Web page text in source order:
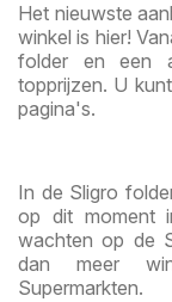
Het nieuwste
winkel is hier!
folder en een
topprijzen. U
pagina's.
In de Sligro
op dit moment
wachten op de
dan meer
Supermarkten.